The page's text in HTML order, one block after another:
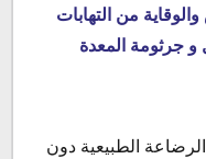
من التهابات
و جرثومة المعدة
الطبيعية دون